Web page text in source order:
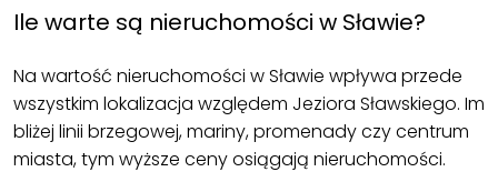
Ile warte są nieruchomości w Sławie?
Na wartość nieruchomości w Sławie wpływa przede
wszystkim lokalizacja względem Jeziora Sławskiego. Im
bliżej linii brzegowej, mariny, promenady czy centrum
miasta, tym wyższe ceny osiągają nieruchomości.